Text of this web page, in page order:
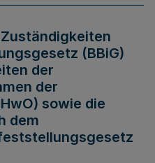
(BBiG)
der
der
sowie die
dem